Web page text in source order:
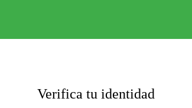
Verifica tu identidad